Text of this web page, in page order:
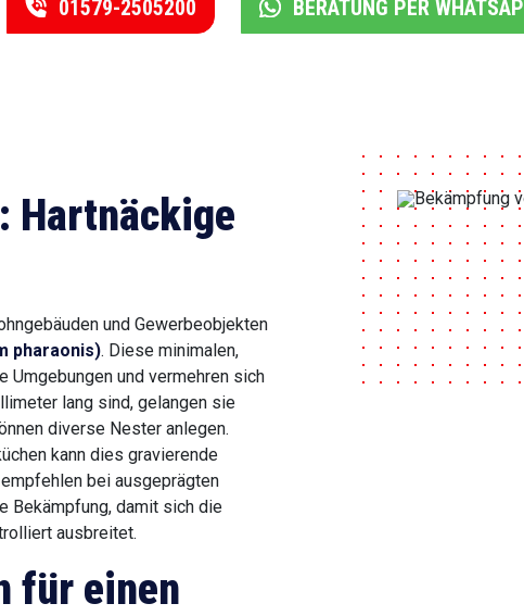
01579-2505200 BERATUNG PER
Hartnäckige
und Gewerbeobjekten
pharaonis). Diese minimalen,
und vermehren sich
lang sind, gelangen sie
diverse Nester anlegen.
kann dies gravierende
bei ausgeprägten
Bekämpfung, damit sich die
ausbreitet.
für einen